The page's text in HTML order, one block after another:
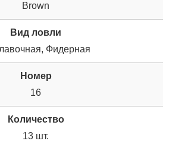
Brown
Вид ловли
Фидерная
Номер
16
Количество
13 шт.